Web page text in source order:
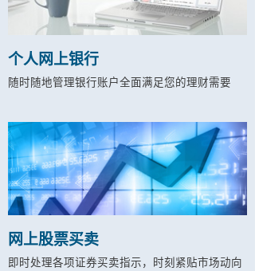
个人网上银行
随时随地管理银行账户全面满足您的理财需要
网上股票买卖
即时处理各项证券买卖指示，时刻紧贴市场动向